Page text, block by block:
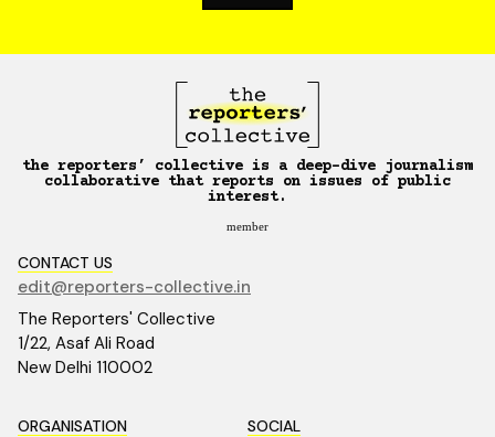
the reporters’ collective is a deep-dive journalism
collaborative that reports on issues of public
interest.
member
CONTACT US
edit@reporters-collective.in
The Reporters' Collective
1/22, Asaf Ali Road
New Delhi 110002
ORGANISATION SOCIAL